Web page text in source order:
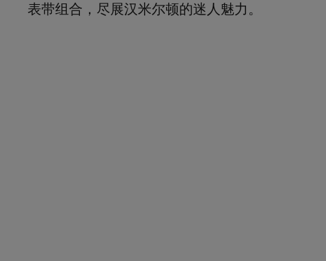
表带组合，尽展汉米尔顿的迷人魅力。